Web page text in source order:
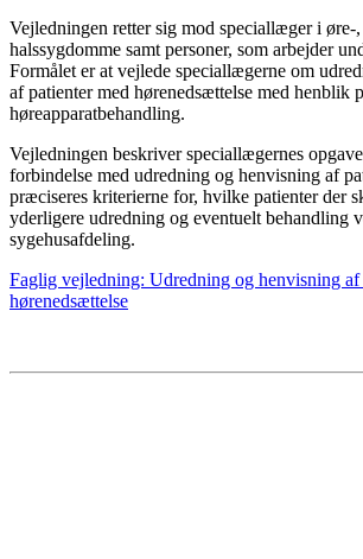
Vejledningen retter sig mod speciallæger i øre-
halssygdomme samt personer, som arbejder
Formålet er at vejlede speciallægerne om
af patienter med hørenedsættelse med henblik
høreapparatbehandling.
Vejledningen beskriver speciallægernes
forbindelse med udredning og henvisning af
præciseres kriterierne for, hvilke patienter der
yderligere udredning og eventuelt behandling
sygehusafdeling.
Faglig vejledning: Udredning og henvisning af
hørenedsættelse